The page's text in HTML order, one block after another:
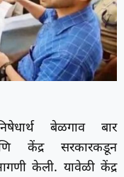
बेळगाव बार
केंद्र सरकारकडून
केली. यावेळी केंद्र